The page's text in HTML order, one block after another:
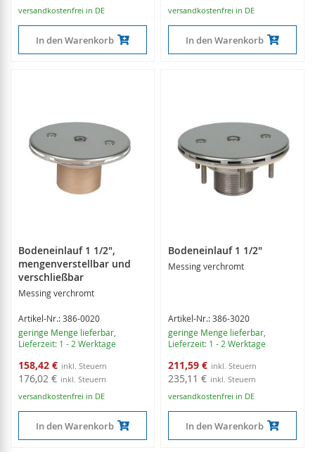
versandkostenfrei in DE
In den Warenkorb
versandkostenfrei in DE
In den Warenkorb
Bodeneinlauf 1 1/2",
mengenverstellbar und
verschließbar
Messing verchromt
Artikel-Nr.: 386-0020
geringe Menge lieferbar,
Lieferzeit: 1 - 2 Werktage
Sonderangebot
158,42 €
176,02 €
versandkostenfrei in DE
In den Warenkorb
Bodeneinlauf 1 1/2"
Messing verchromt
Artikel-Nr.: 386-3020
geringe Menge lieferbar,
Lieferzeit: 1 - 2 Werktage
Sonderangebot
211,59 €
235,11 €
versandkostenfrei in DE
In den Warenkorb